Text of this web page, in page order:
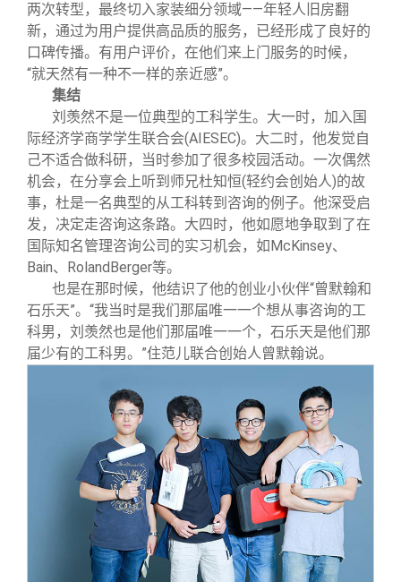
两次转型，最终切入家装细分领域——年轻人旧房翻
新，通过为用户提供高品质的服务，已经形成了良好的
口碑传播。有用户评价，在他们来上门服务的时候，
“就天然有一种不一样的亲近感”。
集结
刘羡然不是一位典型的工科学生。大一时，加入国
际经济学商学学生联合会(AIESEC)。大二时，他发觉自
己不适合做科研，当时参加了很多校园活动。一次偶然
机会，在分享会上听到师兄杜知恒(轻约会创始人)的故
事，杜是一名典型的从工科转到咨询的例子。他深受启
发，决定走咨询这条路。大四时，他如愿地争取到了在
国际知名管理咨询公司的实习机会，如McKinsey、
Bain、RolandBerger等。
也是在那时候，他结识了他的创业小伙伴“曾默翰和
石乐天”。“我当时是我们那届唯一一个想从事咨询的工
科男，刘羡然也是他们那届唯一一个，石乐天是他们那
届少有的工科男。”住范儿联合创始人曾默翰说。